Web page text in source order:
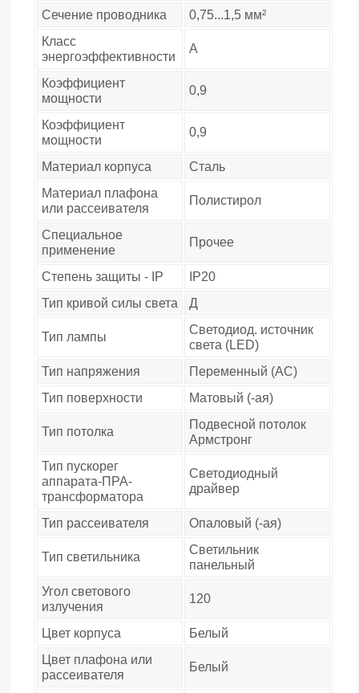
Сечение проводника
0,75...1,5 мм²
Класс
энергоэффективности
A
Коэффициент
мощности
0,9
Коэффициент
мощности
0,9
Материал корпуса
Сталь
Материал плафона
или рассеивателя
Полистирол
Специальное
применение
Прочее
Степень защиты - IP
IP20
Тип кривой силы света
Д
Тип лампы
Светодиод. источник
света (LED)
Тип напряжения
Переменный (AC)
Тип поверхности
Матовый (-ая)
Тип потолка
Подвесной потолок
Армстронг
Тип пускорег
аппарата-ПРА-
трансформатора
Светодиодный
драйвер
Тип рассеивателя Опаловый (-ая)
Тип светильника
Светильник
панельный
Угол светового
излучения
120
Цвет корпуса
Белый
Цвет плафона или
рассеивателя
Белый